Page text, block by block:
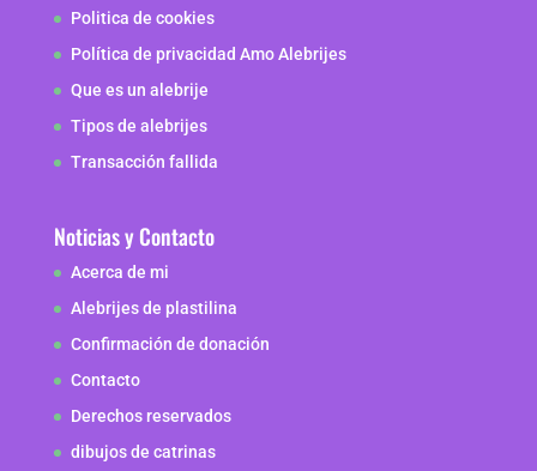
Politica de cookies
Política de privacidad Amo Alebrijes
Que es un alebrije
Tipos de alebrijes
Transacción fallida
Noticias y Contacto
Acerca de mi
Alebrijes de plastilina
Confirmación de donación
Contacto
Derechos reservados
dibujos de catrinas